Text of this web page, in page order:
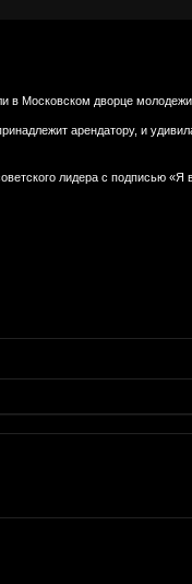
в Московском дворце молодежи.
арендатору, и
лидера с подписью «Я